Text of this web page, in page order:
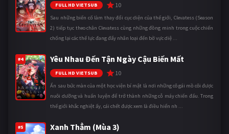
FULL HD VIETSUB 10
Sau những biến cố làm thay đổi cục diện của thế giới, Clevatess (Season
2) tiếp tục theo chân Clevatess cùng những đồng minh trong cuộc chiến
chống lại các thế lực đang đẩy nhân loại đến bờ vực diệ ...
#4 Yêu Nhau Đến Tận Ngày Cậu Biến Mất
FULL HD VIETSUB 10
Ẩn sau bức màn của một học viện bí mật là nơi những cô gái mồ côi được
nuôi dưỡng và huấn luyện để trở thành những cỗ máy chiến đấu. Trong
thế giới khắc nghiệt ấy, cái chết được xem là điều hiển nh ...
#5 Xanh Thẳm (Mùa 3)